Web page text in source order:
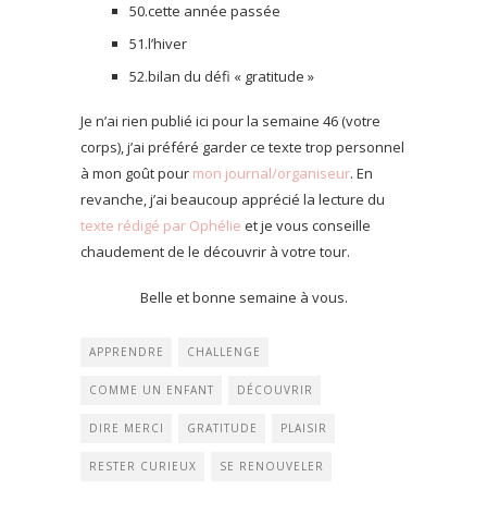
50.cette année passée
51.l’hiver
52.bilan du défi « gratitude »
Je n’ai rien publié ici pour la semaine 46 (votre
corps), j’ai préféré garder ce texte trop personnel
à mon goût pour mon journal/organiseur. En
revanche, j’ai beaucoup apprécié la lecture du
texte rédigé par Ophélie et je vous conseille
chaudement de le découvrir à votre tour.
Belle et bonne semaine à vous.
APPRENDRE CHALLENGE
COMME UN ENFANT DÉCOUVRIR
DIRE MERCI GRATITUDE PLAISIR
RESTER CURIEUX SE RENOUVELER